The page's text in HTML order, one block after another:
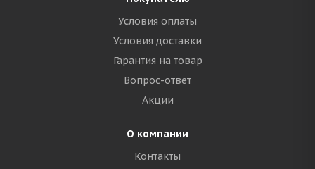
Условия оплаты
Условия доставки
Гарантия на товар
Вопрос-ответ
Акции
О компании
Контакты